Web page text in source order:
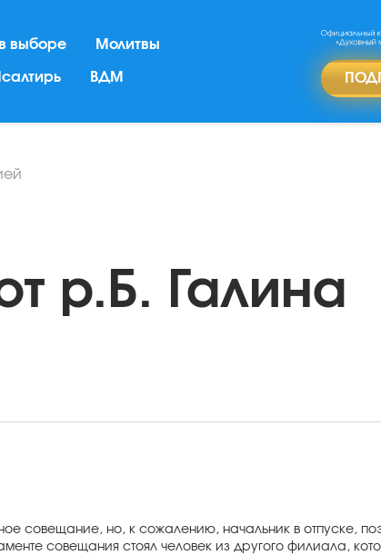
выборе Молитвы
ВДМ
р.Б. Галина
совещание, но, к сожалению, начальник в отпуске,
совещания стоял человек из другого филиала,